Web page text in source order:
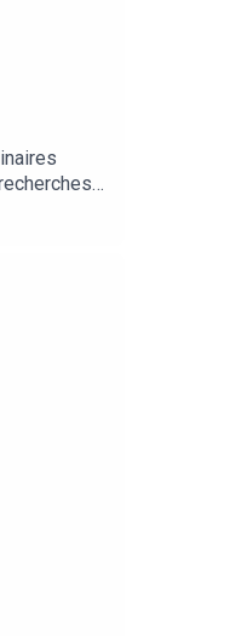
: El